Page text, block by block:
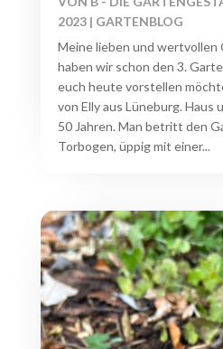
2023| GARTENBLOG
Meine lieben und
haben wir schon den 3.
euch heute vorstellen
von Elly aus Lüneburg. Haus
50 Jahren. Man betritt den
Torbogen, üppig mit einer...